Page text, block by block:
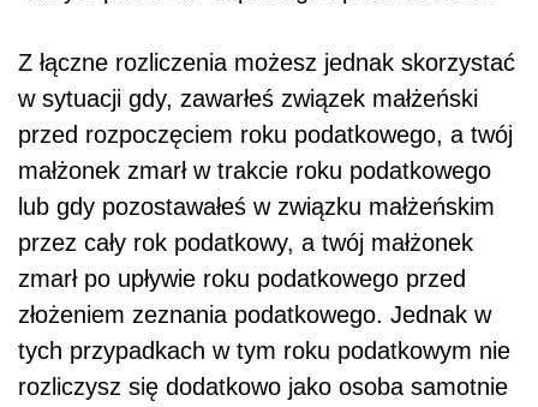
Z łączne rozliczenia możesz jednak skorzystać
w sytuacji gdy, zawarłeś związek małżeński
przed rozpoczęciem roku podatkowego, a twój
małżonek zmarł w trakcie roku podatkowego
lub gdy pozostawałeś w związku małżeńskim
przez cały rok podatkowy, a twój małżonek
zmarł po upływie roku podatkowego przed
złożeniem zeznania podatkowego. Jednak w
tych przypadkach w tym roku podatkowym nie
rozliczysz się dodatkowo jako osoba samotnie